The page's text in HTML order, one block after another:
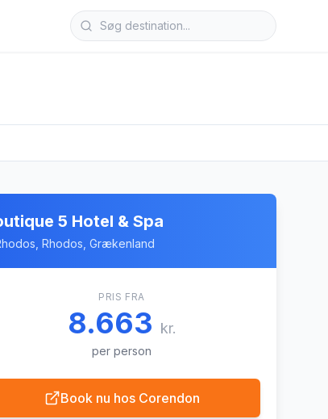
5 Hotel & Spa
Rhodos, Grækenland
PRIS FRA
8.663 kr.
per person
Book nu hos Corendon